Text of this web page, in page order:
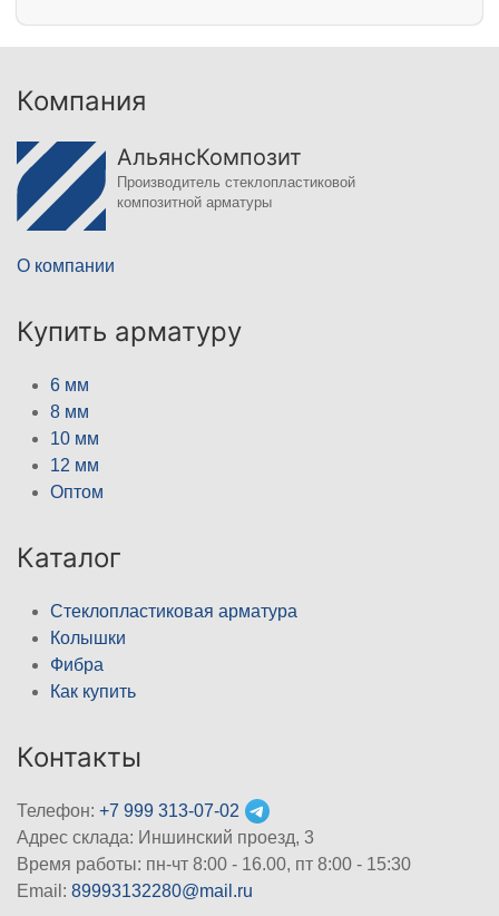
Компания
АльянсКомпозит
Производитель стеклопластиковой
композитной арматуры
О компании
Купить арматуру
6 мм
8 мм
10 мм
12 мм
Оптом
Каталог
Стеклопластиковая арматура
Колышки
Фибра
Как купить
Контакты
Телефон: +7 999 313-07-02
Адрес склада: Иншинский проезд, 3
Время работы: пн-чт 8:00 - 16.00, пт 8:00 - 15:30
Email: 89993132280@mail.ru